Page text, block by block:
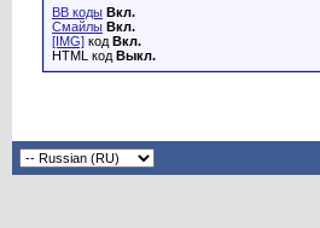
BB коды Вкл.
Смайлы Вкл.
[IMG] код Вкл.
HTML код Выкл.